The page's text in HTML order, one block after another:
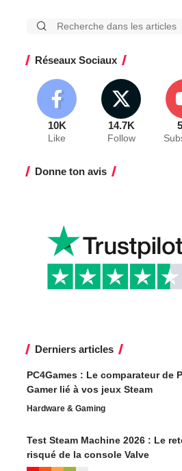
Réseaux Sociaux
10K
Like
14.7K
Follow
Donne ton avis
Derniers articles
PC4Games : Le comparateur de
Gamer lié à vos jeux Steam
Hardware & Gaming
Test Steam Machine 2026 : Le
risqué de la console Valve